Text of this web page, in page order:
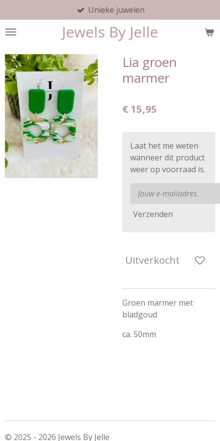
direct
naar
hoofdinhoud
Jewels By Jelle
Unieke juwelen
Lia groen
marmer
€ 15,95
Laat het me weten
wanneer dit product
weer op voorraad is.
Verzenden
Uitverkocht
Groen marmer met
bladgoud
ca. 50mm
© 2025 - 2026 Jewels By Jelle